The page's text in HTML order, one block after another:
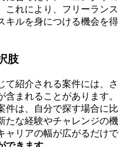
これにより、フリーランス
キルを身につける機会を得
肢
て紹介される案件には、さ
まれることがあります。
件は、自分で探す場合に比
たな経験やチャレンジの機
ャリアの幅が広がるだけで